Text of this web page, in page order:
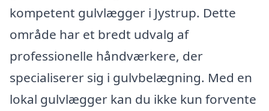
kompetent gulvlægger i Jystrup. Dette
område har et bredt udvalg af
professionelle håndværkere, der
specialiserer sig i gulvbelægning. Med en
lokal gulvlægger kan du ikke kun forvente